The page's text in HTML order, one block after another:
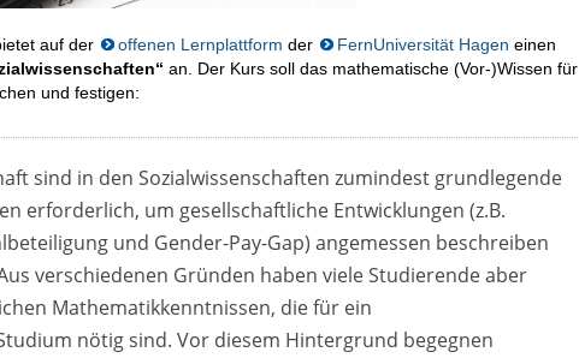
auf der offenen Lernplattform der FernUniversität Hagen einen
an. Der Kurs soll das mathematische (Vor-)Wissen für
und festigen:
sind in den Sozialwissenschaften zumindest grundlegende
erforderlich, um gesellschaftliche Entwicklungen (z.B.
und Gender-Pay-Gap) angemessen beschreiben
verschiedenen Gründen haben viele Studierende aber
Mathematikkenntnissen, die für ein
nötig sind. Vor diesem Hintergrund begegnen